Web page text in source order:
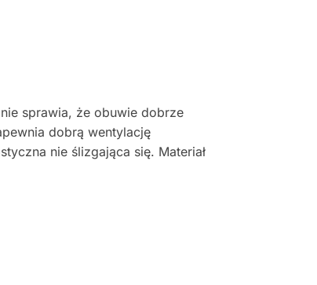
sprawia, że obuwie dobrze
dobrą wentylację
nie ślizgająca się. Materiał